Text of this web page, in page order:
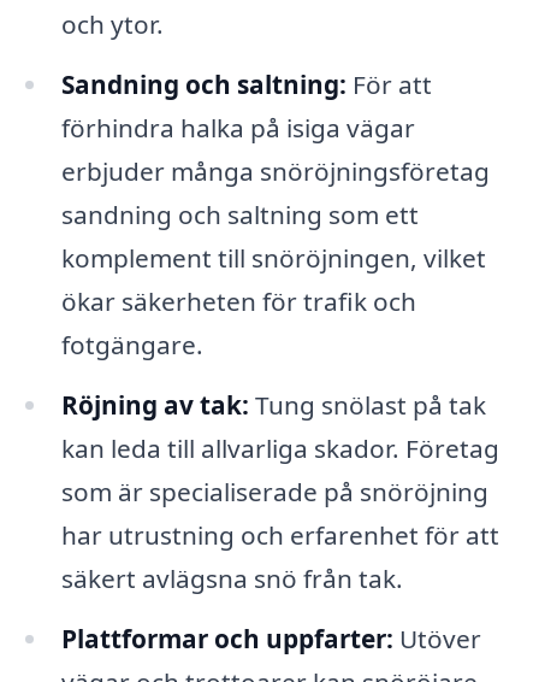
och ytor.
Sandning och saltning: För att
förhindra halka på isiga vägar
erbjuder många snöröjningsföretag
sandning och saltning som ett
komplement till snöröjningen, vilket
ökar säkerheten för trafik och
fotgängare.
Röjning av tak: Tung snölast på tak
kan leda till allvarliga skador. Företag
som är specialiserade på snöröjning
har utrustning och erfarenhet för att
säkert avlägsna snö från tak.
Plattformar och uppfarter: Utöver